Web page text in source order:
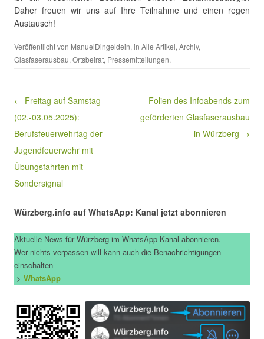
Daher freuen wir uns auf Ihre Teilnahme und einen regen
Austausch!
Veröffentlicht von ManuelDingeldein, in Alle Artikel, Archiv,
Glasfaserausbau, Ortsbeirat, Pressemitteilungen.
Beitragsnavigation
← Freitag auf Samstag
(02.-03.05.2025):
Berufsfeuerwehrtag der
Jugendfeuerwehr mit
Übungsfahrten mit
Sondersignal
Folien des Infoabends zum
geförderten Glasfaserausbau
in Würzberg →
Würzberg.info auf WhatsApp: Kanal jetzt abonnieren
Aktuelle News für Würzberg im WhatsApp-Kanal abonnieren.
Wer nichts verpassen will kann auch die Benachrichtigungen
einschalten
-> WhatsApp